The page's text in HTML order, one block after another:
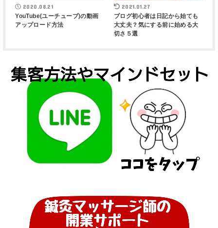
2020.08.21
YouTube(ユーチューブ)の動画
アップロード方法
2021.01.27
ブログ初心者は日記から始ても
大丈夫？気にする前に始める大
切さ５選